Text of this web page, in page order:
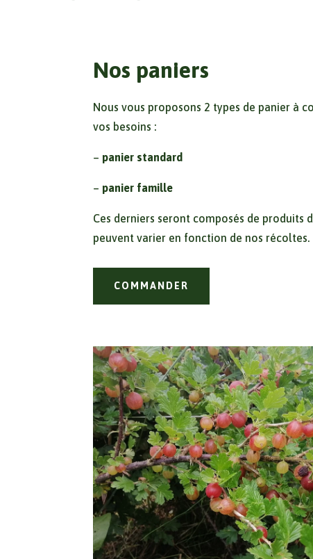
Nos paniers
Nous vous proposons 2 types de panier à
vos besoins :
– panier standard
– panier famille
Ces derniers seront composés de produits
peuvent varier en fonction de nos récoltes.
COMMANDER